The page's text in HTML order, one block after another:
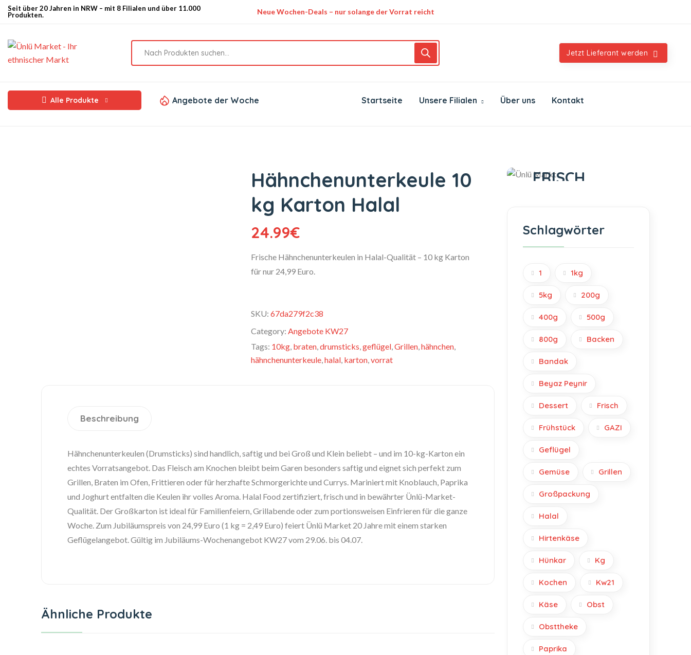
Seit über 20 Jahren in NRW – mit 8 Filialen und über 11.000
Produkten.
Neue Wochen-Deals – nur solange der Vorrat reicht
Jetzt Lieferant werden
Alle Produkte Angebote der Woche Startseite Unsere Filialen Über uns Kontakt
Hähnchenunterkeule 10
kg Karton Halal
24.99€
Frische Hähnchenunterkeulen in Halal-Qualität – 10 kg Karton
für nur 24,99 Euro.
SKU: 67da279f2c38
Category: Angebote KW27
Tags: 10kg, braten,drumsticks,geflügel,Grillen,hähnchen,
hähnchenunterkeule,halal, karton,vorrat
Beschreibung
Hähnchenunterkeulen (Drumsticks) sind handlich, saftig und bei Groß und Klein beliebt – und im 10-kg-Karton ein
echtes Vorratsangebot. Das Fleisch am Knochen bleibt beim Garen besonders saftig und eignet sich perfekt zum
Grillen, Braten im Ofen, Frittieren oder für herzhafte Schmorgerichte und Currys. Mariniert mit Knoblauch, Paprika
und Joghurt entfalten die Keulen ihr volles Aroma. Halal Food zertifiziert, frisch und in bewährter Ünlü-Market-
Qualität. Der Großkarton ist ideal für Familienfeiern, Grillabende oder zum portionsweisen Einfrieren für die ganze
Woche. Zum Jubiläumspreis von 24,99 Euro (1 kg = 2,49 Euro) feiert Ünlü Market 20 Jahre mit einem starken
Geflügelangebot. Gültig im Jubiläums-Wochenangebot KW27 vom 29.06. bis 04.07.
Ähnliche Produkte
FRISCH
Schlagwörter
1 1kg
5kg 200g
400g 500g
800g Backen
Bandak
Beyaz Peynir
Dessert Frisch
Frühstück GAZI
Geflügel
Gemüse Grillen
Großpackung
Halal
Hirtenkäse
Hünkar Kg
Kochen Kw21
Käse Obst
Obsttheke
Paprika